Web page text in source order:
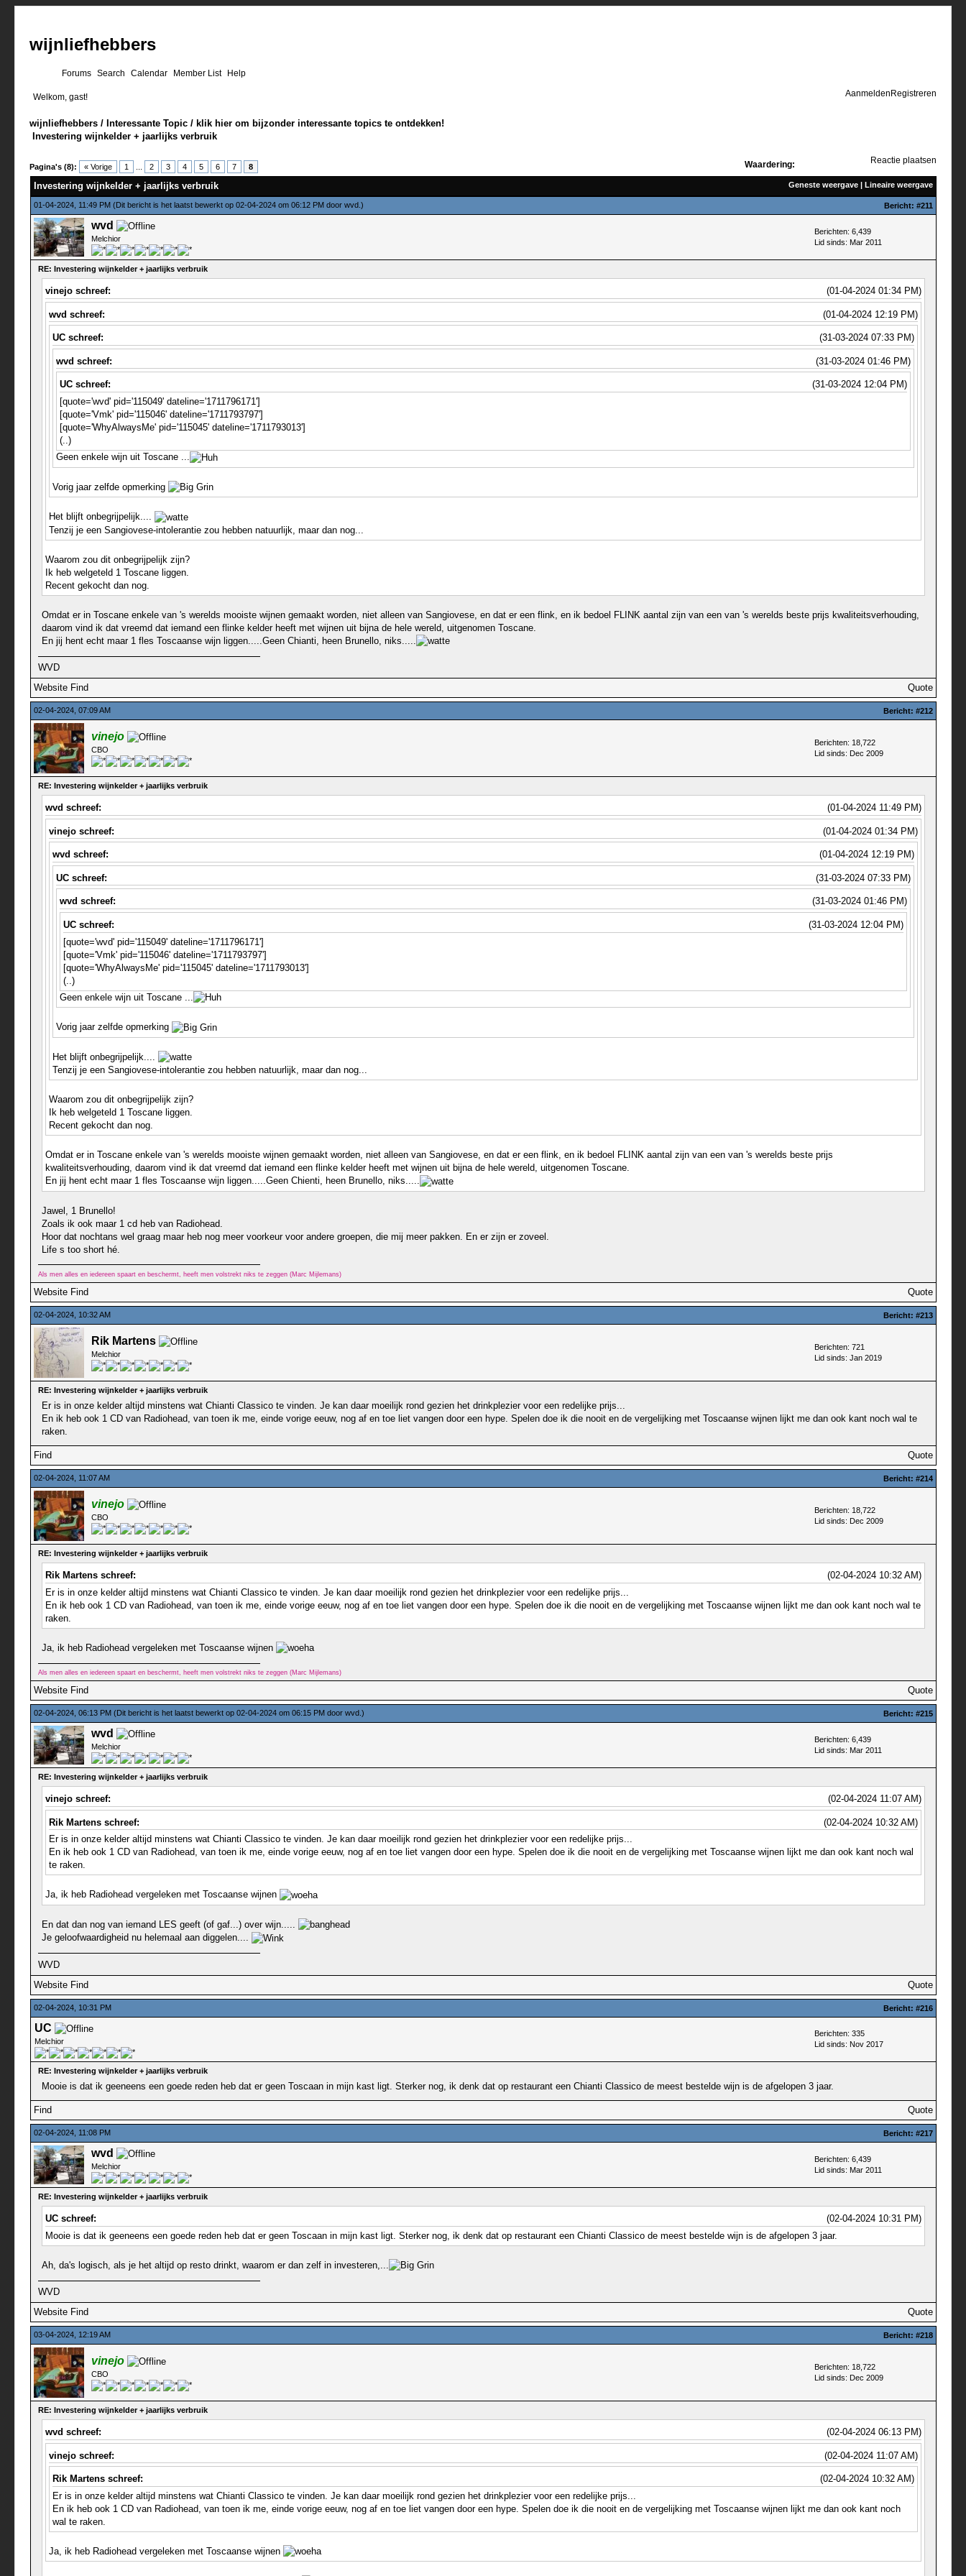
wijnliefhebbers
Forums Search Calendar Member List
Help
Aanmelden Registreren
Welkom, gast!
wijnliefhebbers / Interessante Topic / klik hier om bijzonder interessante topics te ontdekken!
Investering wijnkelder + jaarlijks verbruik
Pagina's (8): « Vorige 1 2 3 4 5 6 7 8
Reactie plaatsen
Waardering:
0 stemmen - gemiddelde waardering is 0
1
2
3
4
5
Geneste weergave| Lineaire weergave
Investering wijnkelder + jaarlijks verbruik
01-04-2024, 11:49 PM (Dit bericht is het laatst bewerkt op 02-04-2024 om 06:12 PM door wvd.) Bericht: #211
wvd
Melchior
Berichten: 6,439
Lid sinds: Mar 2011
RE: Investering wijnkelder + jaarlijks verbruik
(01-04-2024 01:34 PM)
vinejo schreef:
(01-04-2024 12:19 PM)
wvd schreef:
(31-03-2024 07:33 PM)
UC schreef:
(31-03-2024 01:46 PM)
wvd schreef:
(31-03-2024 12:04 PM)
UC schreef:
[quote='wvd' pid='115049' dateline='1711796171']
[quote='Vmk' pid='115046' dateline='1711793797']
[quote='WhyAlwaysMe' pid='115045' dateline='1711793013']
(..)
Geen enkele wijn uit Toscane ...
Vorig jaar zelfde opmerking
Het blijft onbegrijpelijk....
Tenzij je een Sangiovese-intolerantie zou hebben natuurlijk, maar dan nog...
Waarom zou dit onbegrijpelijk zijn?
Ik heb welgeteld 1 Toscane liggen.
Recent gekocht dan nog.
Omdat er in Toscane enkele van 's werelds mooiste wijnen gemaakt worden, niet alleen van Sangiovese, en dat er een flink, en ik bedoel FLINK aantal zijn van een van 's werelds beste prijs kwaliteitsverhouding,
daarom vind ik dat vreemd dat iemand een flinke kelder heeft met wijnen uit bijna de hele wereld, uitgenomen Toscane.
En jij hent echt maar 1 fles Toscaanse wijn liggen.....Geen Chianti, heen Brunello, niks.....
WVD
Website Find Quote
02-04-2024, 07:09 AM Bericht: #212
vinejo
CBO
Berichten: 18,722
Lid sinds: Dec 2009
RE: Investering wijnkelder + jaarlijks verbruik
(01-04-2024 11:49 PM)
wvd schreef:
(01-04-2024 01:34 PM)
vinejo schreef:
(01-04-2024 12:19 PM)
wvd schreef:
(31-03-2024 07:33 PM)
UC schreef:
(31-03-2024 01:46 PM)
wvd schreef:
(31-03-2024 12:04 PM)
UC schreef:
[quote='wvd' pid='115049' dateline='1711796171']
[quote='Vmk' pid='115046' dateline='1711793797']
[quote='WhyAlwaysMe' pid='115045' dateline='1711793013']
(..)
Geen enkele wijn uit Toscane ...
Vorig jaar zelfde opmerking
Het blijft onbegrijpelijk....
Tenzij je een Sangiovese-intolerantie zou hebben natuurlijk, maar dan nog...
Waarom zou dit onbegrijpelijk zijn?
Ik heb welgeteld 1 Toscane liggen.
Recent gekocht dan nog.
Omdat er in Toscane enkele van 's werelds mooiste wijnen gemaakt worden, niet alleen van Sangiovese, en dat er een flink, en ik bedoel FLINK aantal zijn van een van 's werelds beste prijs
kwaliteitsverhouding, daarom vind ik dat vreemd dat iemand een flinke kelder heeft met wijnen uit bijna de hele wereld, uitgenomen Toscane.
En jij hent echt maar 1 fles Toscaanse wijn liggen.....Geen Chienti, heen Brunello, niks.....
Jawel, 1 Brunello!
Zoals ik ook maar 1 cd heb van Radiohead.
Hoor dat nochtans wel graag maar heb nog meer voorkeur voor andere groepen, die mij meer pakken. En er zijn er zoveel.
Life s too short hé.
Als men alles en iedereen spaart en beschermt, heeft men volstrekt niks te zeggen (Marc Mijlemans)
Website Find Quote
02-04-2024, 10:32 AM Bericht: #213
Rik Martens
Melchior
Berichten: 721
Lid sinds: Jan 2019
RE: Investering wijnkelder + jaarlijks verbruik
Er is in onze kelder altijd minstens wat Chianti Classico te vinden. Je kan daar moeilijk rond gezien het drinkplezier voor een redelijke prijs...
En ik heb ook 1 CD van Radiohead, van toen ik me, einde vorige eeuw, nog af en toe liet vangen door een hype. Spelen doe ik die nooit en de vergelijking met Toscaanse wijnen lijkt me dan ook kant noch wal te
raken.
Find Quote
02-04-2024, 11:07 AM Bericht: #214
vinejo
CBO
Berichten: 18,722
Lid sinds: Dec 2009
RE: Investering wijnkelder + jaarlijks verbruik
(02-04-2024 10:32 AM)
Rik Martens schreef:
Er is in onze kelder altijd minstens wat Chianti Classico te vinden. Je kan daar moeilijk rond gezien het drinkplezier voor een redelijke prijs...
En ik heb ook 1 CD van Radiohead, van toen ik me, einde vorige eeuw, nog af en toe liet vangen door een hype. Spelen doe ik die nooit en de vergelijking met Toscaanse wijnen lijkt me dan ook kant noch wal te
raken.
Ja, ik heb Radiohead vergeleken met Toscaanse wijnen
Als men alles en iedereen spaart en beschermt, heeft men volstrekt niks te zeggen (Marc Mijlemans)
Website Find Quote
02-04-2024, 06:13 PM (Dit bericht is het laatst bewerkt op 02-04-2024 om 06:15 PM door wvd.) Bericht: #215
wvd
Melchior
Berichten: 6,439
Lid sinds: Mar 2011
RE: Investering wijnkelder + jaarlijks verbruik
(02-04-2024 11:07 AM)
vinejo schreef:
(02-04-2024 10:32 AM)
Rik Martens schreef:
Er is in onze kelder altijd minstens wat Chianti Classico te vinden. Je kan daar moeilijk rond gezien het drinkplezier voor een redelijke prijs...
En ik heb ook 1 CD van Radiohead, van toen ik me, einde vorige eeuw, nog af en toe liet vangen door een hype. Spelen doe ik die nooit en de vergelijking met Toscaanse wijnen lijkt me dan ook kant noch wal
te raken.
Ja, ik heb Radiohead vergeleken met Toscaanse wijnen
En dat dan nog van iemand LES geeft (of gaf...) over wijn.....
Je geloofwaardigheid nu helemaal aan diggelen....
WVD
Website Find Quote
02-04-2024, 10:31 PM Bericht: #216
UC
Melchior
Berichten: 335
Lid sinds: Nov 2017
RE: Investering wijnkelder + jaarlijks verbruik
Mooie is dat ik geeneens een goede reden heb dat er geen Toscaan in mijn kast ligt. Sterker nog, ik denk dat op restaurant een Chianti Classico de meest bestelde wijn is de afgelopen 3 jaar.
Find Quote
02-04-2024, 11:08 PM Bericht: #217
wvd
Melchior
Berichten: 6,439
Lid sinds: Mar 2011
RE: Investering wijnkelder + jaarlijks verbruik
(02-04-2024 10:31 PM)
UC schreef:
Mooie is dat ik geeneens een goede reden heb dat er geen Toscaan in mijn kast ligt. Sterker nog, ik denk dat op restaurant een Chianti Classico de meest bestelde wijn is de afgelopen 3 jaar.
Ah, da's logisch, als je het altijd op resto drinkt, waarom er dan zelf in investeren,...
WVD
Website Find Quote
03-04-2024, 12:19 AM Bericht: #218
vinejo
CBO
Berichten: 18,722
Lid sinds: Dec 2009
RE: Investering wijnkelder + jaarlijks verbruik
(02-04-2024 06:13 PM)
wvd schreef:
(02-04-2024 11:07 AM)
vinejo schreef:
(02-04-2024 10:32 AM)
Rik Martens schreef:
Er is in onze kelder altijd minstens wat Chianti Classico te vinden. Je kan daar moeilijk rond gezien het drinkplezier voor een redelijke prijs...
En ik heb ook 1 CD van Radiohead, van toen ik me, einde vorige eeuw, nog af en toe liet vangen door een hype. Spelen doe ik die nooit en de vergelijking met Toscaanse wijnen lijkt me dan ook kant noch
wal te raken.
Ja, ik heb Radiohead vergeleken met Toscaanse wijnen